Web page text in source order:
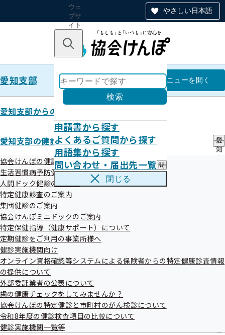
やさしい日本語
ウェ
ブサ
イト
のナ
ン
キーワードで探す
検索
申請書から探す
よくあるご質問から探す
用語集から探す
問い合わせ・届出先一覧 問
い
の
ュ
閉じる
愛知支部 愛知支部
メニューを開く
愛知支部からのお知らせ
愛知支部の健診・保健指導のご案内
愛
知
ご
案
協会けんぽの健診事業について
生活習慣病予防健診のご案内
人間ドック健診のご案内
特定健康診査のご案内
集団健診のご案内
協会けんぽミニドックのご案内
特定保健指導（健康サポート）について
定期健診をご利用の事業所様へ
健診実施機関向け
オンライン資格確認等システムによる保険者からの特定健康診査情報
の提供について
外部委託業者の公表について
歯の健康チェックをしてみませんか？
協会けんぽの特定健診と市町村のがん検診について
令和8年度の健診検査項目の比較について
健診実施機関一覧等
外部委託業者の公表について
全国健康保険協会愛知支部（協会けんぽ愛知支部）では、加
入者の皆様の健康保持・増進を目的に、健康づくりに関する
業務の一部を外部委託しています。
つきましては、下記の委託業者より、事業所様や加入者の皆
様へご案内やご連絡をさせていただくことがございますの
で、ご理解・ご協力のほどよろしくお願いいたします。
外部委託一覧